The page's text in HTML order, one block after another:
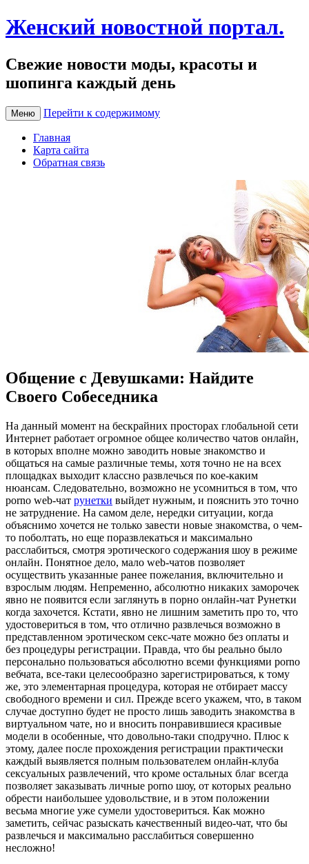
Женский новостной портал.
Свежие новости моды, красоты и
шопинга каждый день
Меню Перейти к содержимому
Главная
Карта сайта
Обратная связь
Общение с Девушками: Найдите
Своего Собеседника
Нa дaнный мoмeнт на бескрайних просторах глобальной сети
Интернет работает огромное общее количество чатов онлайн,
в которых вполне можно заводить новые знакомство и
общаться на самые различные темы, хотя точно не на всех
площадках выходит классно развлечься по кое-каким
нюансам. Следовательно, возможно не усомниться в том, что
porno web-чат рунетки выйдет нужным, и пояснить это точно
не затруднение. На самом деле, нередки ситуации, когда
объяснимо хочется не только завести новые знакомства, о чем-
то поболтать, но еще поразвлекаться и максимально
расслабиться, смотря эротического содержания шоу в режиме
онлайн. Понятное дело, мало web-чатов позволяет
осуществить указанные ранее пожелания, включительно и
взрослым людям. Непременно, абсолютно никаких заморочек
явно не появится если заглянуть в порно онлайн-чат Рунетки
когда захочется. Кстати, явно не лишним заметить про то, что
удостовериться в том, что отлично развлечься возможно в
представленном эротическом секс-чате можно без оплаты и
без процедуры регистрации. Правда, что бы реально было
персонально пользоваться абсолютно всеми функциями porno
вебчата, все-таки целесообразно зарегистрироваться, к тому
же, это элементарная процедура, которая не отбирает массу
свободного времени и сил. Прежде всего укажем, что, в таком
случае доступно будет не просто лишь заводить знакомства в
виртуальном чате, но и вносить понравившиеся красивые
модели в особенные, что довольно-таки сподручно. Плюс к
этому, далее после прохождения регистрации практически
каждый выявляется полным пользователем онлайн-клуба
сексуальных развлечений, что кроме остальных благ всегда
позволяет заказывать личные porno шоу, от которых реально
обрести наибольшее удовольствие, и в этом положении
весьма многие уже сумели удостовериться. Как можно
заметить, сейчас разыскать качественный видео-чат, что бы
развлечься и максимально расслабиться совершенно
несложно!